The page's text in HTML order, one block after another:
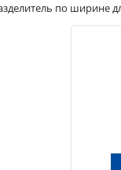
по ширине